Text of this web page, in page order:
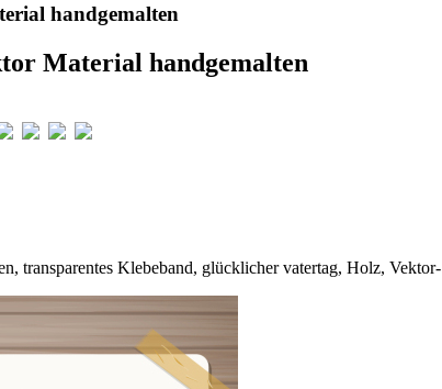
handgemalten
Material handgemalten
transparentes Klebeband, glücklicher vatertag, Holz, Vektor-